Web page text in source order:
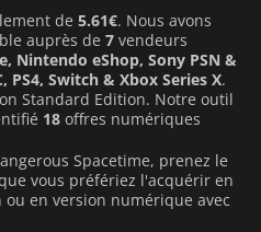
13.64€
de 5.61€. Nous avons
auprès de 7 vendeurs
Nintendo eShop, Sony PSN &
PS4, Switch & Xbox Series X.
Standard Edition. Notre outil
18 offres numériques
Spacetime, prenez le
vous préfériez l'acquérir en
en version numérique avec